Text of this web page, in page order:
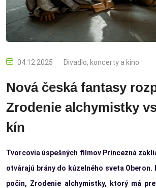
04.12.2025 Divadlo, koncerty a kino
Nová česká fantasy
Zrodenie alchymistky
kín
Tvorcovia úspešných filmov Princezná
otvárajú brány do kúzelného sveta Oberon.
počin, Zrodenie alchymistky, ktorý má